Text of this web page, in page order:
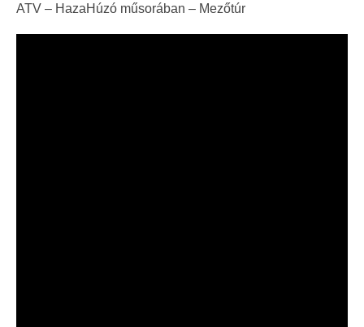
ATV – HazaHúzó műsorában – Mezőtúr